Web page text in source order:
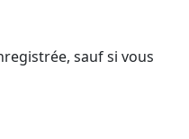
sauf si vous